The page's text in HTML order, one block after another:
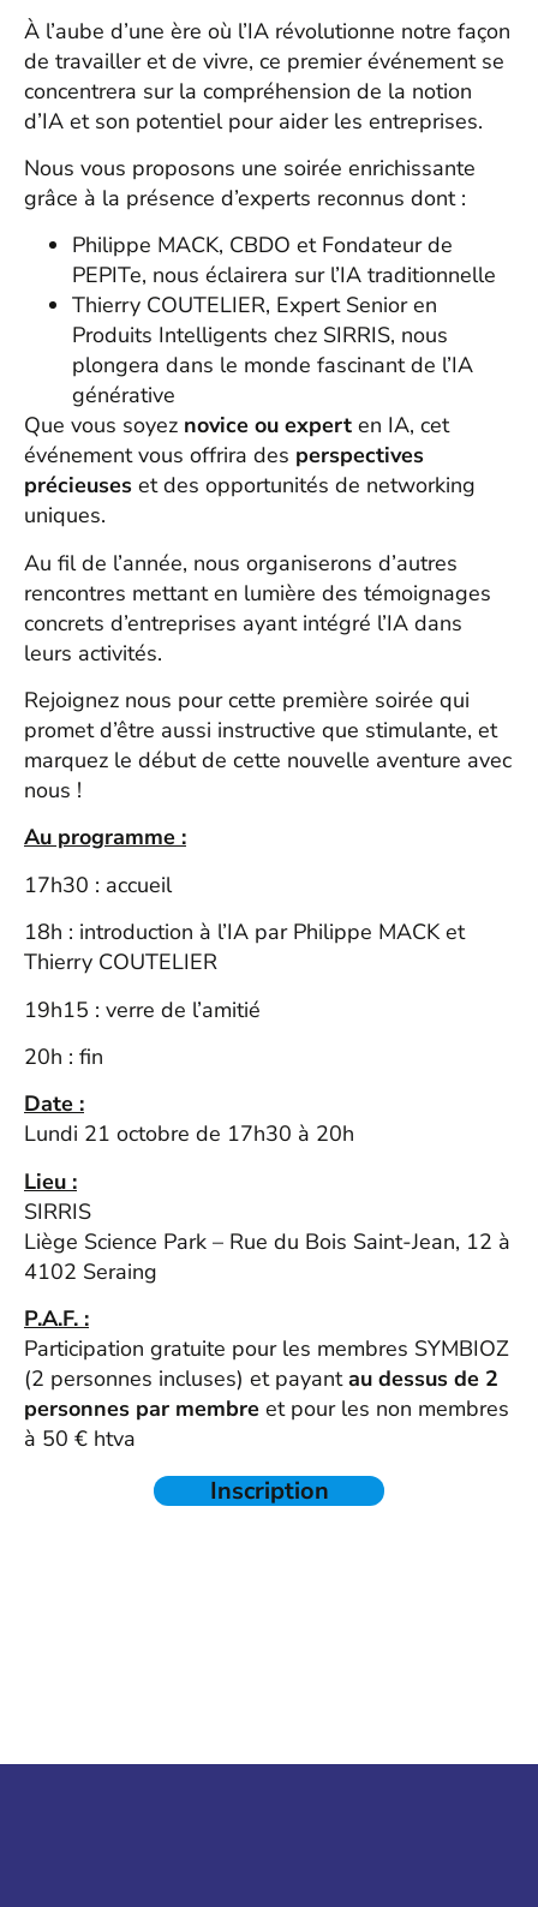
À l’aube d’une ère où l’IA révolutionne notre façon
de travailler et de vivre, ce premier événement se
concentrera sur la compréhension de la notion
d’IA et son potentiel pour aider les entreprises.
Nous vous proposons une soirée enrichissante
grâce à la présence d’experts reconnus dont :
Philippe MACK, CBDO et Fondateur de
PEPITe, nous éclairera sur l’IA traditionnelle
Thierry COUTELIER, Expert Senior en
Produits Intelligents chez SIRRIS, nous
plongera dans le monde fascinant de l’IA
générative
Que vous soyez novice ou expert en IA, cet
événement vous offrira des perspectives
précieuses et des opportunités de networking
uniques.
Au fil de l’année, nous organiserons d’autres
rencontres mettant en lumière des témoignages
concrets d’entreprises ayant intégré l’IA dans
leurs activités.
Rejoignez nous pour cette première soirée qui
promet d’être aussi instructive que stimulante, et
marquez le début de cette nouvelle aventure avec
nous !
Au programme :
17h30 : accueil
18h : introduction à l’IA par Philippe MACK et
Thierry COUTELIER
19h15 : verre de l’amitié
20h : fin
Date :
Lundi 21 octobre de 17h30 à 20h
Lieu :
SIRRIS
Liège Science Park – Rue du Bois Saint-Jean, 12 à
4102 Seraing
P.A.F. :
Participation gratuite pour les membres SYMBIOZ
(2 personnes incluses) et payantau dessus de 2
personnes par membre et pour les non membres
à 50 € htva
Inscription